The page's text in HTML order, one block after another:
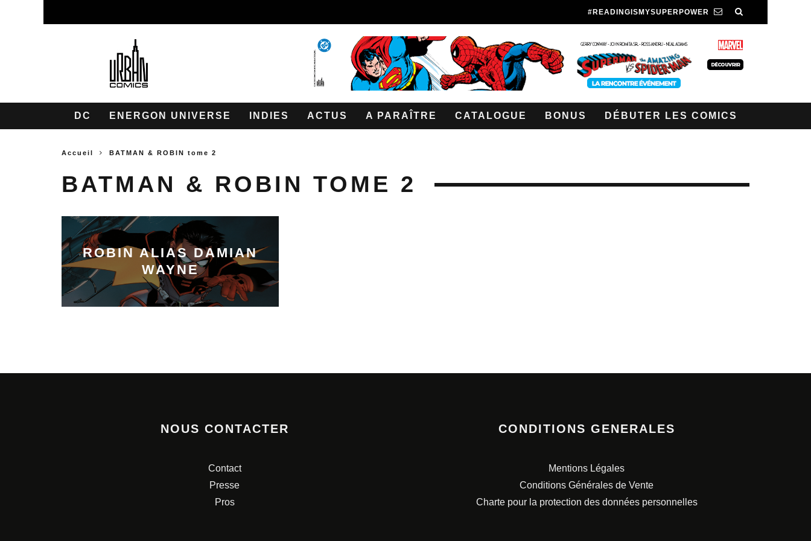
#READINGISMYSUPERPOWER
DC ENERGON UNIVERSE INDIES ACTUS A PARAÎTRE CATALOGUE BONUS DÉBUTER LES COMICS
Accueil BATMAN & ROBIN tome 2
BATMAN & ROBIN TOME 2
ROBIN ALIAS DAMIAN
WAYNE
NOUS CONTACTER
Contact
Presse
Pros
CONDITIONS GENERALES
Mentions Légales
Conditions Générales de Vente
Charte pour la protection des données personnelles